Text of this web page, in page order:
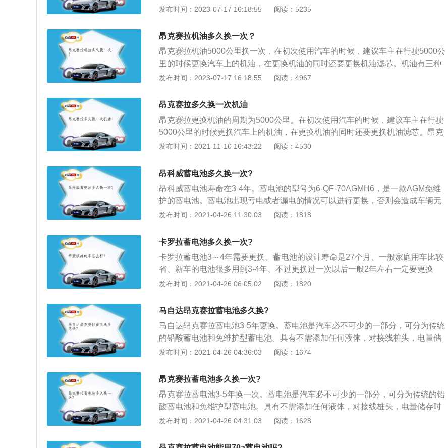
组成，基础油是润滑油的主要成分，添加剂弥补和改善基础油性能方面的不足。
95mm、1458mm。配置方面，这款车配置了一键启动、7英寸仪表盘显示屏、四
向调节多功能方向盘、8.8英寸中控屏、8扬声器音响、四门车窗一键升降、前后
排中央扶手等。
发布时间：2023-07-17 16:18:55 阅读：5235
昂克赛拉机油多久换一次？
昂克赛拉机油5000公里换一次，在初次使用汽车的时候，建议车主在行驶5000公
里的时候更换汽车上的机油，在更换机油的同时还要更换机油滤芯。机油有三种
类型，分别是矿物机油、半合成机油和全合成机油。这三种机油的使用周期是不
合成机油的使用周期在10000公里左右。昂克赛拉是由长安马自达汽车生产的一
款汽车，车身尺寸方面，其长宽高分别为4582mm、1795mm、1458mm。昂克
赛拉是采用新一代“创驰蓝天”技术和全新设计主题“魂动”的第三款车型，该车型搭
载两款创驰蓝天汽油发动机。
发布时间：2023-07-17 16:18:55 阅读：4967
昂克赛拉多久换一次机油
昂克赛拉更换机油的周期为5000公里。在初次使用汽车的时候，建议车主在行驶
5000公里的时候更换汽车上的机油，在更换机油的同时还要更换机油滤芯。昂克
赛拉搭载的是自然吸气发动机，这台发动机搭载的是创驰蓝天技术，同时还采用
提高发动机的燃油效率，使燃油得到充分的燃烧。机油有三种类型，分别是矿物
机油、半合成机油和全合成机油，这三种机油的使用周期是不同的，矿物机油的
使用周期为5000公里，半合成机油的使用周期为7500公里，全合成机油的使用周
期在10000公里左右。在更换机油的时候，要根据机油的类型来决定，另外，需
要注意的是，汽车使用的机油要根据发动机的类型来决定，如果发动机使用了劣
可能会对发动机造成严重的影响。
发布时间：2021-11-10 16:43:22 阅读：4530
昂科威蓄电池多久换一次?
昂科威蓄电池寿命在3-4年。蓄电池的型号为6-QF-70AGMH6，是一款AGM免维
护的蓄电池。蓄电池出现亏电或者漏电的情况可以进行更换，否则会造成车辆无
法着车，车内负载没电的情况。蓄电池的相关内容如下：1、当电流表指针显示
了，作为临时措施，可以向其他的车辆求助，胞们车辆上的蓄电池来发动车辆，
将两个蓄电池的负极和负极相连，正极和正极相连；2、在亏电解液时应补充蒸
馏水或专用补液。切忌用饮用纯净水代替。因为纯净水中含有多种微元素，对蓄
电池会造成不良影响；3、在启动汽车时，不间断地使用启动机会导致蓄电池因
过度放电而损坏。正确的使用胁法是每次发动车的时间总长不超过5秒，再次启
发布时间：2021-04-26 11:30:03 阅读：1818
卡罗拉蓄电池多久换一次?
卡罗拉蓄电池3～4年需要更换。蓄电池的设计寿命是27个月、一般家庭用车比较
省、新车的电池很多用到3-4年、不过更换过一次以后一般2年左右一定要更换
了。蓄电池好坏的检测步骤如下：1、检测蓄电池外表：检查蓄电池外壳是否凸
需要更换了；2、检测蓄电池电压：充电两个小时后，每隔20分钟对单体电瓶的
电压进行检测，如不足13说明该电池有问题；放电时，每隔10分钟分三次进行检
测，放电时间比其他电池快并低于10V则该电池有问题；3、检测蓄电池是否“失
水”发黑：对蓄电池充电3-6个小时后，充电时充电器一直亮着红灯，说明电池严
重“失水”；打开蓄电池上面的盖子，可以看见有六个园孔，检查每个孔内电解液
发布时间：2021-04-26 06:05:02 阅读：1820
马自达昂克赛拉蓄电池多久换?
马自达昂克赛拉蓄电池3-5年更换。蓄电池是汽车必不可少的一部分，可分为传统
的铅酸蓄电池和免维护型蓄电池。具有不需添加任何液体，对接线桩头，电量储
存时间长等优点。以下是蓄电池的作用：1、启动发动机时，给起动机提供强大
电；3、当发动机处于怠速时，向用电设备供电；4、蓄电池还是一个大容量电容
器，可以保护汽车的用电器；5、当发电机端电压高于铅蓄电池的电动势时，将
一部分电能转变为化学能储存起来，也就是进行充电。
发布时间：2021-04-26 04:36:03 阅读：1674
昂克赛拉蓄电池多久换一次?
昂克赛拉蓄电池3-5年换一次。蓄电池是汽车必不可少的一部分，可分为传统的铅
酸蓄电池和免维护型蓄电池。具有不需添加任何液体，对接线桩头，电量储存时
间长等优点。以下是蓄电池的作用：1、启动发动机时，给起动机提供强大的起
3、当发动机处于怠速时，向用电设备供电；4、蓄电池还是一个大容量电容器，
发布时间：2021-04-26 04:31:03 阅读：1628